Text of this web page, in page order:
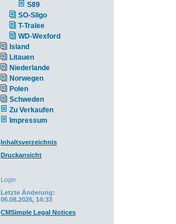
S89
SO-Sligo
T-Tralee
WD-Wexford
Island
Litauen
Niederlande
Norwegen
Polen
Schweden
Zu Verkaufen
Impressum
Inhaltsverzeichnis
Druckansicht
Login
Letzte Änderung:
06.08.2026, 14:33
CMSimple Legal Notices